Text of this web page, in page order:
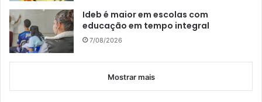
Ideb é maior em escolas com
educação em tempo integral
7/08/2026
Mostrar mais